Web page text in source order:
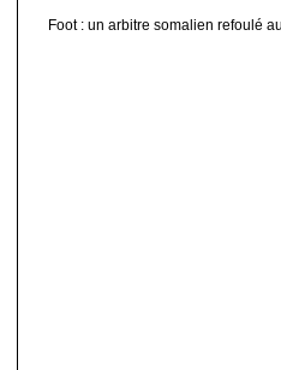
Foot : un arbitre somalien refoulé